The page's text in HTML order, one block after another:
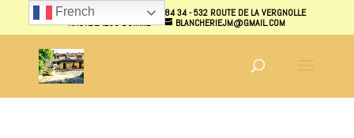
07 70 40 87 31 - 07 70 38 84 34 - 532 ROUTE DE LA VERGNOLLE
HAUTE 24250 DOMME
BLANCHERIEJM@GMAIL.COM
French